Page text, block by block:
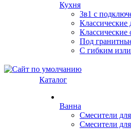
Кухня
3в1 с
Классические
Классические
Под
С гибким
Каталог
Ванна
Смесители
Смесители